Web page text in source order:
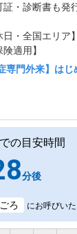
証・診断書も発
日・全国エリア】
険適用】
専門外来】はじ
の目安時間
分後
ろ にお呼びい